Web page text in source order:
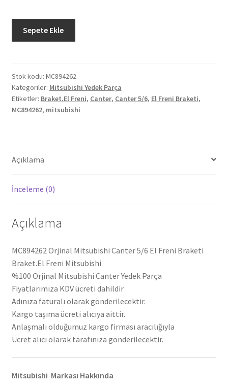
Mitsubishi
El
Freni
Braketi
MC894262
Sepete Ekle
Stok kodu: MC894262
Kategoriler: Mitsubishi Yedek Parça
Etiketler: Braket.El Freni, Canter, Canter 5/6, El Freni Braketi,
MC894262, mitsubishi
Açıklama
İnceleme (0)
Açıklama
MC894262 Orjinal Mitsubishi Canter 5/6 El Freni Braketi
Braket.El Freni Mitsubishi
%100 Orjinal Mitsubishi Canter Yedek Parça
Fiyatlarımıza KDV ücreti dahildir
Adınıza faturalı olarak gönderilecektir.
Kargo taşıma ücreti alıcıya aittir.
Anlaşmalı olduğumuz kargo firması aracılığıyla
Ücret alıcı olarak tarafınıza gönderilecektir.
Mitsubishi Markası Hakkında